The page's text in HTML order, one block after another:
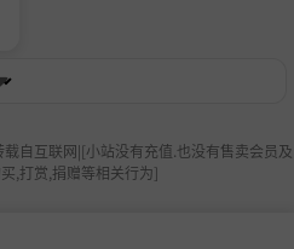
自互联网|[小站没有充值.也没有售卖会员及
,打赏,捐赠等相关行为]